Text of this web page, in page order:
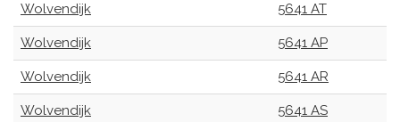
Wolvendijk 5641 AT
Wolvendijk 5641 AP
Wolvendijk 5641 AR
Wolvendijk 5641 AS